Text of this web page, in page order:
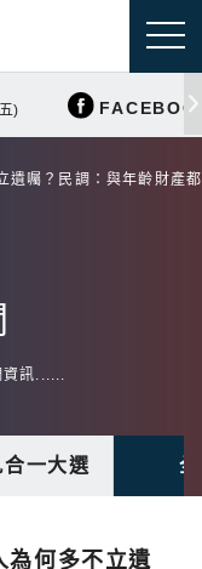
)
遺囑？民調：與年齡財產
訊......
一大選
為何多不立遺